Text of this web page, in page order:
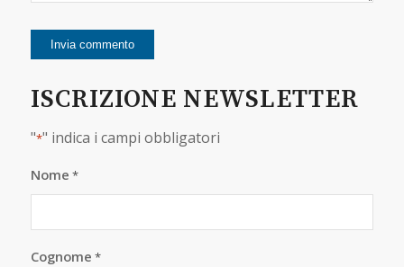
ISCRIZIONE NEWSLETTER
"*" indica i campi obbligatori
Nome *
Cognome *